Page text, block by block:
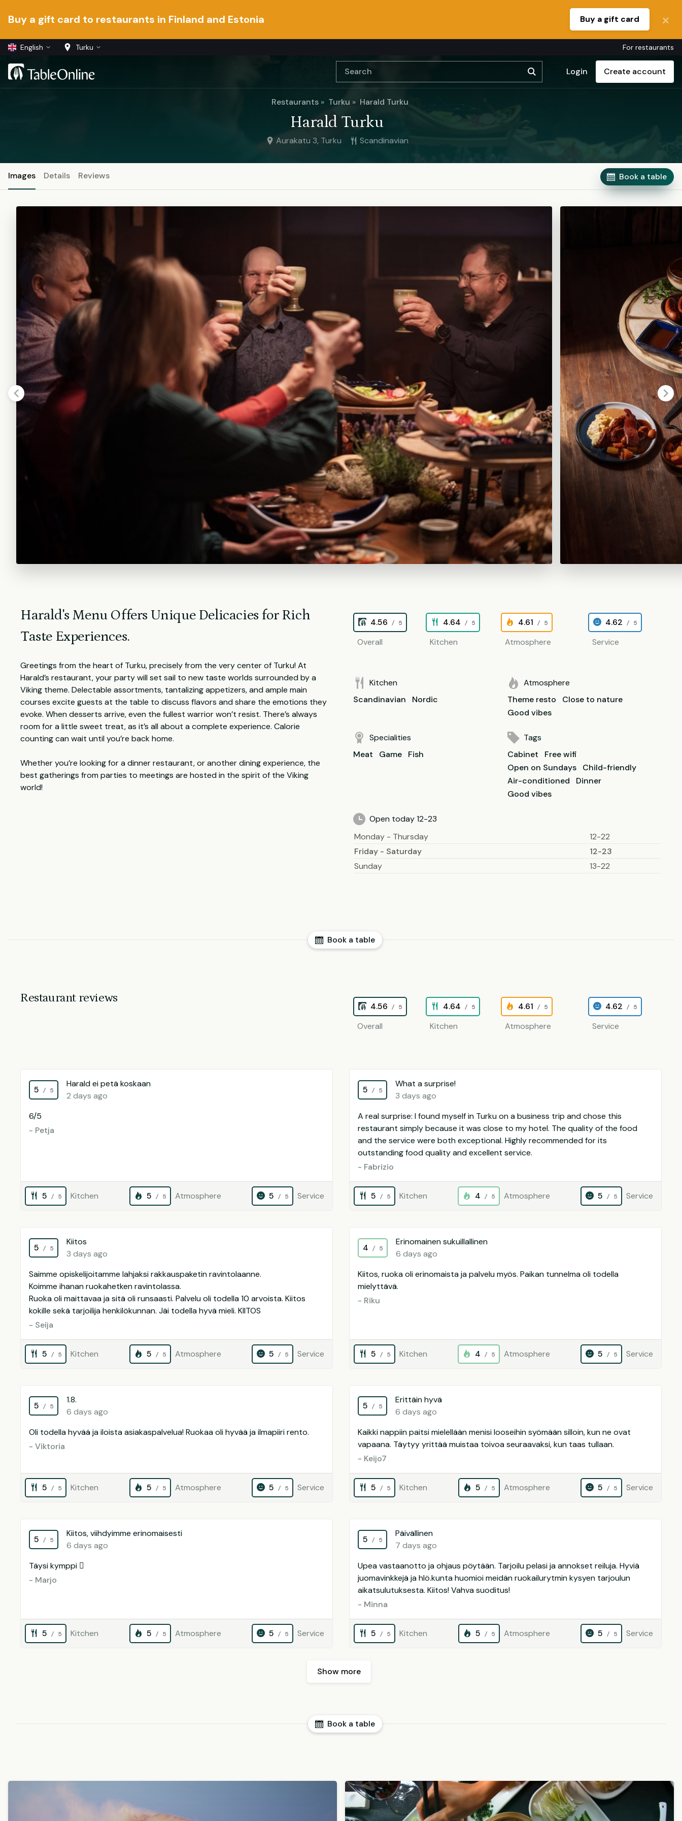
Buy a gift card to restaurants in Finland and Estonia Buy a gift card
English Turku For restaurants
Login Create account
Restaurants Turku Harald Turku
Harald Turku
Aurakatu 3, Turku Scandinavian
Images Details Reviews Book a table
Harald's Menu Offers Unique Delicacies for Rich
Taste Experiences.
Greetings from the heart of Turku, precisely from the very center of Turku! At
Harald’s restaurant, your party will set sail to new taste worlds surrounded by a
Viking theme. Delectable assortments, tantalizing appetizers, and ample main
courses excite guests at the table to discuss flavors and share the emotions they
evoke. When desserts arrive, even the fullest warrior won’t resist. There’s always
room for a little sweet treat, as it’s all about a complete experience. Calorie
counting can wait until you’re back home.
Whether you’re looking for a dinner restaurant, or another dining experience, the
best gatherings from parties to meetings are hosted in the spirit of the Viking
world!
4.56 / 5
Overall
4.64 / 5
Kitchen
4.61 / 5
Atmosphere
4.62 / 5
Service
Kitchen
Scandinavian
Nordic
Atmosphere
Theme resto
Close to nature
Good vibes
Specialities
Meat
Game Fish
Tags
Cabinet
Free wifi
Open on Sundays
Child-friendly
Air-conditioned
Dinner
Good vibes
Open today 12-23
Monday - Thursday
12-22
Friday - Saturday
12-23
Sunday
13-22
Book a table
Restaurant reviews
4.56 / 5
Overall
4.64 / 5
Kitchen
4.61 / 5
Atmosphere
4.62 / 5
Service
5 / 5
Harald ei petä koskaan
2 days ago
6/5
- Petja
5 / 5 Kitchen 5 / 5 Atmosphere 5 / 5 Service
5 / 5
What a surprise!
3 days ago
A real surprise: I found myself in Turku on a business trip and chose this
restaurant simply because it was close to my hotel. The quality of the food
and the service were both exceptional. Highly recommended for its
outstanding food quality and excellent service.
- Fabrizio
5 / 5 Kitchen 4 / 5 Atmosphere 5 / 5 Service
5 / 5
Kiitos
3 days ago
Saimme opiskelijoitamme lahjaksi rakkauspaketin ravintolaanne.
Koimme ihanan ruokahetken ravintolassa.
Ruoka oli maittavaa ja sitä oli runsaasti. Palvelu oli todella 10 arvoista. Kiitos
kokille sekä tarjoilija henkilökunnan. Jäi todella hyvä mieli. KIITOS
- Seija
5 / 5 Kitchen 5 / 5 Atmosphere 5 / 5 Service
4 / 5
Erinomainen sukuillallinen
6 days ago
Kiitos, ruoka oli erinomaista ja palvelu myös. Paikan tunnelma oli todella
mielyttävä.
- Riku
5 / 5 Kitchen 4 / 5 Atmosphere 5 / 5 Service
5 / 5
1.8.
6 days ago
Oli todella hyvää ja iloista asiakaspalvelua! Ruokaa oli hyvää ja ilmapiiri rento.
- Viktoria
5 / 5 Kitchen 5 / 5 Atmosphere 5 / 5 Service
5 / 5
Erittäin hyvä
6 days ago
Kaikki nappiin paitsi mielellään menisi looseihin syömään silloin, kun ne ovat
vapaana. Täytyy yrittää muistaa toivoa seuraavaksi, kun taas tullaan.
- Keijo7
5 / 5 Kitchen 5 / 5 Atmosphere 5 / 5 Service
5 / 5
Kiitos, viihdyimme erinomaisesti
6 days ago
Täysi kymppi 
- Marjo
5 / 5 Kitchen 5 / 5 Atmosphere 5 / 5 Service
5 / 5
Päivällinen
7 days ago
Upea vastaanotto ja ohjaus pöytään. Tarjoilu pelasi ja annokset reiluja. Hyviä
juomavinkkejä ja hlö.kunta huomioi meidän ruokailurytmin kysyen tarjoulun
aikatsulutuksesta. Kiitos! Vahva suoditus!
- Minna
5 / 5 Kitchen 5 / 5 Atmosphere 5 / 5 Service
Show more
Book a table